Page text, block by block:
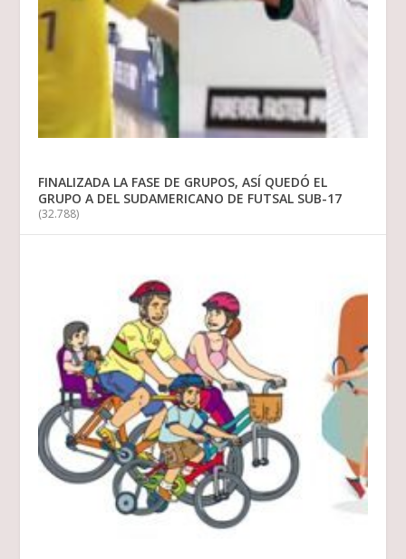
FINALIZADA LA FASE DE GRUPOS, ASÍ QUEDÓ EL
GRUPO A DEL SUDAMERICANO DE FUTSAL SUB-17
(32.788)